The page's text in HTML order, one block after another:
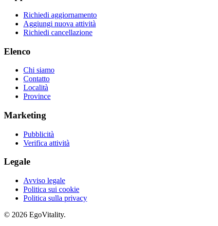
Richiedi aggiornamento
Aggiungi nuova attività
Richiedi cancellazione
Elenco
Chi siamo
Contatto
Località
Province
Marketing
Pubblicità
Verifica attività
Legale
Avviso legale
Politica sui cookie
Politica sulla privacy
© 2026 EgoVitality.